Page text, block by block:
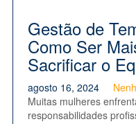
Gestão de
Como Ser
Sacrificar o
agosto 16, 2024
Muitas mulheres
responsabilidades